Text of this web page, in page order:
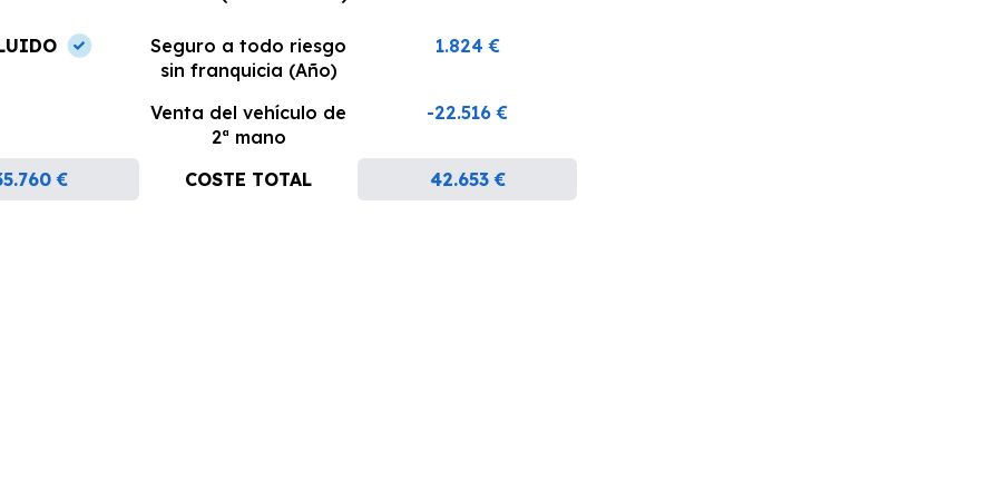
Seguro a todo riesgo
sin franquicia (Año)
1.824 €
Venta del vehículo de
2ª mano
-22.516 €
€ COSTE TOTAL 42.653 €